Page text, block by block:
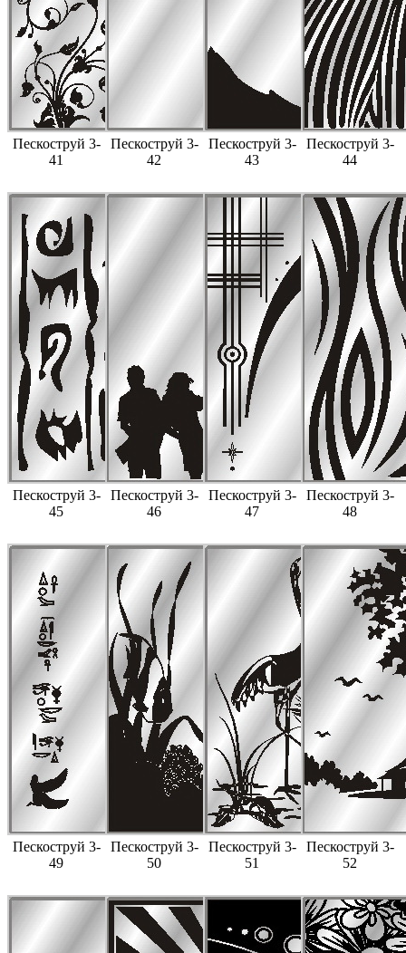
Пескоструй 3-
41
Пескоструй 3-
42
Пескоструй 3-
43
Пескоструй 3-
44
Пескоструй 3-
45
Пескоструй 3-
46
Пескоструй 3-
47
Пескоструй 3-
48
Пескоструй 3-
49
Пескоструй 3-
50
Пескоструй 3-
51
Пескоструй 3-
52